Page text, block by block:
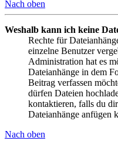
Nach oben
Weshalb kann ich keine
Rechte für
einzelne Benutzer
Administration hat es
Dateianhänge in dem
Beitrag verfassen
dürfen Dateien
kontaktieren, falls du
Dateianhänge anfügen
Nach oben